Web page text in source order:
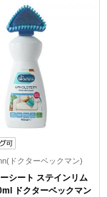
ドクターベックマン)
シート ステインリム
ドクターベックマン